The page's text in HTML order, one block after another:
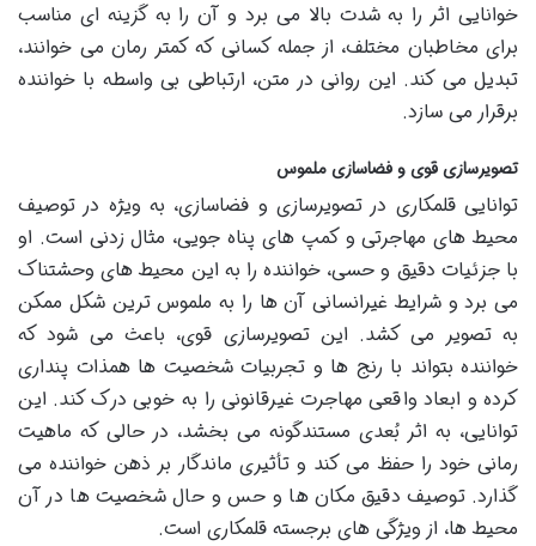
خوانایی اثر را به شدت بالا می برد و آن را به گزینه ای مناسب
برای مخاطبان مختلف، از جمله کسانی که کمتر رمان می خوانند،
تبدیل می کند. این روانی در متن، ارتباطی بی واسطه با خواننده
برقرار می سازد.
تصویرسازی قوی و فضاسازی ملموس
توانایی قلمکاری در تصویرسازی و فضاسازی، به ویژه در توصیف
محیط های مهاجرتی و کمپ های پناه جویی، مثال زدنی است. او
با جزئیات دقیق و حسی، خواننده را به این محیط های وحشتناک
می برد و شرایط غیرانسانی آن ها را به ملموس ترین شکل ممکن
به تصویر می کشد. این تصویرسازی قوی، باعث می شود که
خواننده بتواند با رنج ها و تجربیات شخصیت ها همذات پنداری
کرده و ابعاد واقعی مهاجرت غیرقانونی را به خوبی درک کند. این
توانایی، به اثر بُعدی مستندگونه می بخشد، در حالی که ماهیت
رمانی خود را حفظ می کند و تأثیری ماندگار بر ذهن خواننده می
گذارد. توصیف دقیق مکان ها و حس و حال شخصیت ها در آن
محیط ها، از ویژگی های برجسته قلمکاری است.